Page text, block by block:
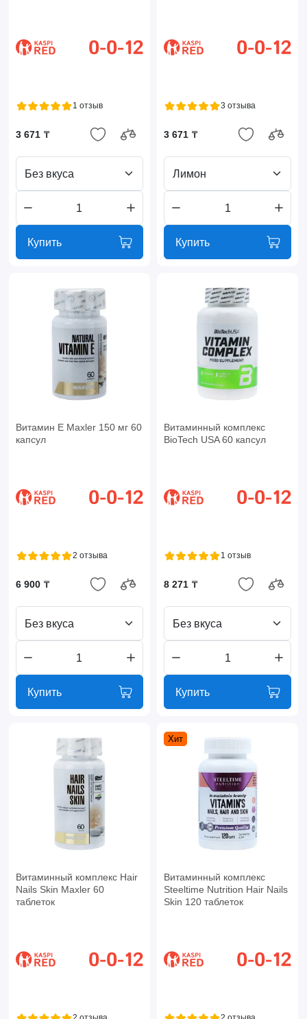
1 отзыв
3 671 ₸
Без вкуса
Купить
3 отзыва
3 671 ₸
Лимон
Купить
Витамин Е Maxler 150 мг 60
капсул
2 отзыва
6 900 ₸
Без вкуса
Купить
Витаминный комплекс
BioTech USA 60 капсул
1 отзыв
8 271 ₸
Без вкуса
Купить
Витаминный комплекс Hair
Nails Skin Maxler 60
таблеток
Хит
Витаминный комплекс
Steeltime Nutrition Hair Nails
Skin 120 таблеток